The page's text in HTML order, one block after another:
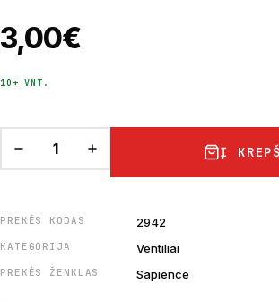
3,00€
10+ VNT.
Į
PREKĖS KODAS 2942
KATEGORIJA Ventiliai
PREKĖS ŽENKLAS Sapience